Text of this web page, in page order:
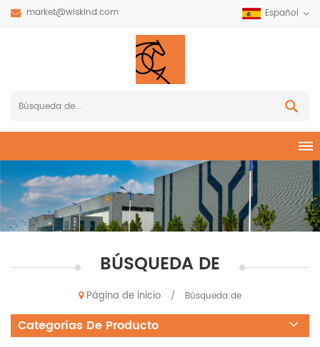
market@wiskind.com Español
BÚSQUEDA DE
Página de inicio / Búsqueda de
Categorías De Producto